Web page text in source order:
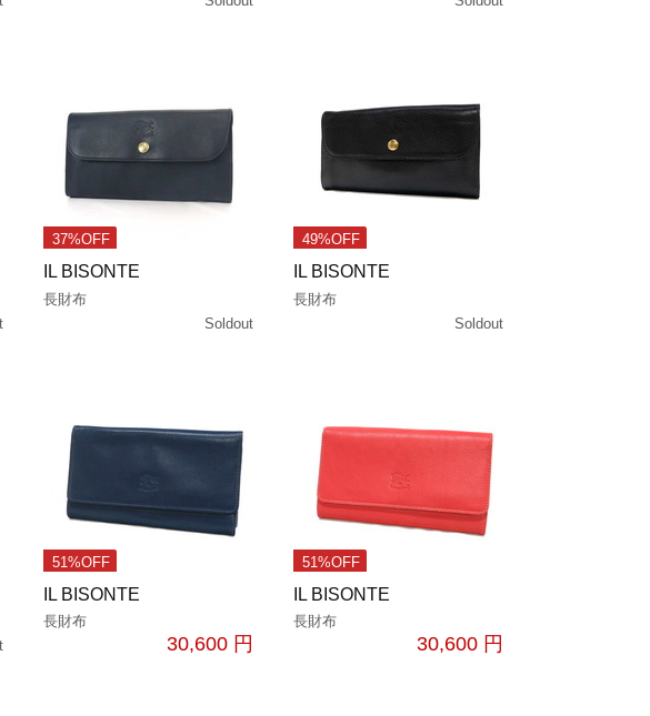
37%OFF
IL BISONTE
長財布
Soldout
49%OFF
IL BISONTE
長財布
Soldout
51%OFF
IL BISONTE
長財布
30,600 円
51%OFF
IL BISONTE
長財布
30,600 円